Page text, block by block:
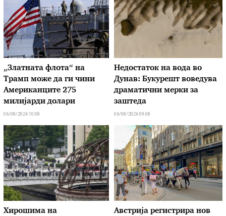
„Златната флота“ на
Трамп може да ги чини
Американците 275
милијарди долари
06/08/2026 10:08
Недостаток на вода во
Дунав: Букурешт воведува
драматични мерки за
заштеда
06/08/2026 09:08
Хирошима на
Австрија регистрира нов